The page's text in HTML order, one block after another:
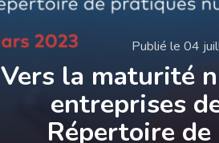
Publié le 04
Vers la maturité
entreprises
Répertoire